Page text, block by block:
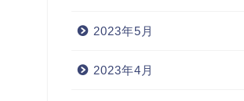
2023年5月
2023年4月